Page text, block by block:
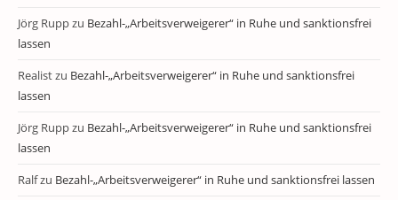
Jörg Ruppzu Bezahl-„Arbeitsverweigerer“ in Ruhe und sanktionsfrei
lassen
Realistzu Bezahl-„Arbeitsverweigerer“ in Ruhe und sanktionsfrei
lassen
Jörg Ruppzu Bezahl-„Arbeitsverweigerer“ in Ruhe und sanktionsfrei
lassen
Ralfzu Bezahl-„Arbeitsverweigerer“ in Ruhe und sanktionsfrei lassen